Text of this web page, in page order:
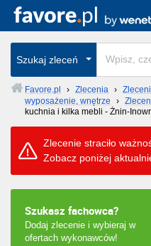
Szukaj zleceń
Favore.pl › Zlecenia ›
wyposażenie, wnętrze
›
kuchnia i kilka mebli - Żnin-
Zlecenie straciło
Zobacz poniżej
Szukasz fachowca?
Dodaj zlecenie i wybieraj w
ofertach wykonawców!
Cała Polska
wszystkie w całym kraju